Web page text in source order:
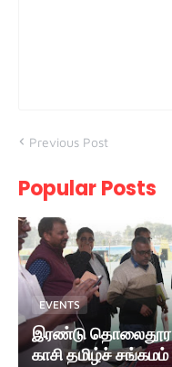
Previous Post
Popular Posts
EVENTS
இரண்டு தொலைதூர
காசி தமிழ்ச் சங்கமம்